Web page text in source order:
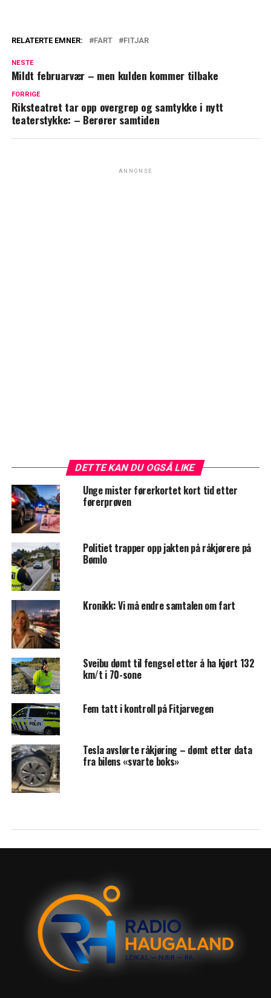
RELATERTE EMNER: FART FITJAR
NESTE
Mildt februarvær – men kulden kommer tilbake
FORRIGE
Riksteatret tar opp overgrep og samtykke i nytt
teaterstykke: – Berører samtiden
ANNONSE
DETTE KAN DU OGSÅ LIKE
Unge mister førerkortet kort tid etter
førerprøven
Politiet trapper opp jakten på råkjørere på
Bømlo
Kronikk: Vi må endre samtalen om fart
Sveibu dømt til fengsel etter å ha kjørt 132
km/t i 70-sone
Fem tatt i kontroll på Fitjarvegen
Tesla avslørte råkjøring – dømt etter data
fra bilens «svarte boks»